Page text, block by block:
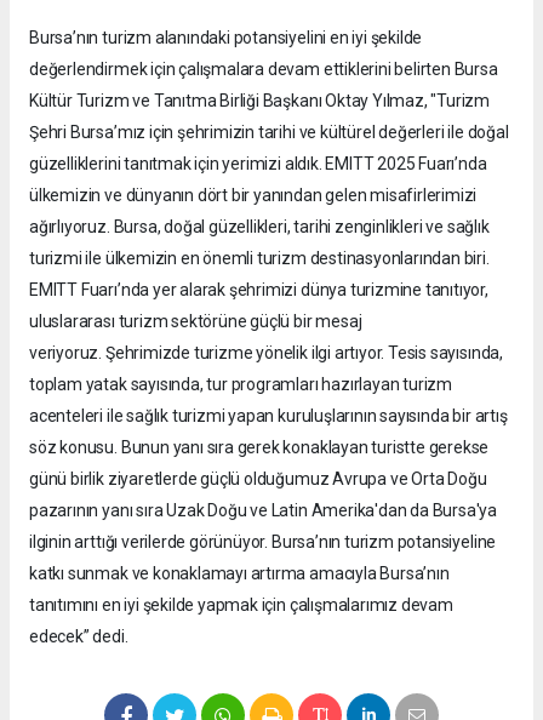
Bursa’nın turizm alanındaki potansiyelini en iyi şekilde
değerlendirmek için çalışmalara devam ettiklerini belirten Bursa
Kültür Turizm ve Tanıtma Birliği Başkanı Oktay Yılmaz, "Turizm
Şehri Bursa’mız için şehrimizin tarihi ve kültürel değerleri ile doğal
güzelliklerini tanıtmak için yerimizi aldık. EMITT 2025 Fuarı’nda
ülkemizin ve dünyanın dört bir yanından gelen misafirlerimizi
ağırlıyoruz. Bursa, doğal güzellikleri, tarihi zenginlikleri ve sağlık
turizmi ile ülkemizin en önemli turizm destinasyonlarından biri.
EMITT Fuarı’nda yer alarak şehrimizi dünya turizmine tanıtıyor,
uluslararası turizm sektörüne güçlü bir mesaj
veriyoruz. Şehrimizde turizme yönelik ilgi artıyor. Tesis sayısında,
toplam yatak sayısında, tur programları hazırlayan turizm
acenteleri ile sağlık turizmi yapan kuruluşlarının sayısında bir artış
söz konusu. Bunun yanı sıra gerek konaklayan turistte gerekse
günü birlik ziyaretlerde güçlü olduğumuz Avrupa ve Orta Doğu
pazarının yanı sıra Uzak Doğu ve Latin Amerika'dan da Bursa'ya
ilginin arttığı verilerde görünüyor. Bursa’nın turizm potansiyeline
katkı sunmak ve konaklamayı artırma amacıyla Bursa’nın
tanıtımını en iyi şekilde yapmak için çalışmalarımız devam
edecek” dedi.